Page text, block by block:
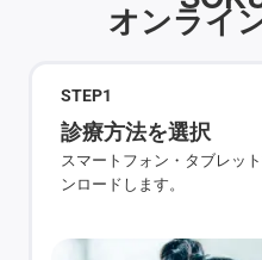
オンライ
STEP1
診療方法を選択
スマートフォン・タブレッ
ンロードします。